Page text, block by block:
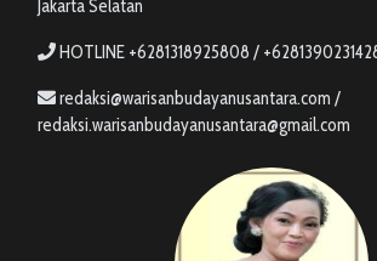
Jakarta Selatan
HOTLINE +6281318925808 /
redaksi@warisanbudayanusantara.com /
redaksi.warisanbudayanusantara@gmail.com